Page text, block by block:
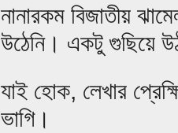
নানারকম বিজাতীয়
উঠেনি। একটু গুছিয়ে
যাই হোক, লেখার
ভাগি।